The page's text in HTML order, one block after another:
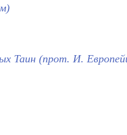
Таин (прот. И.